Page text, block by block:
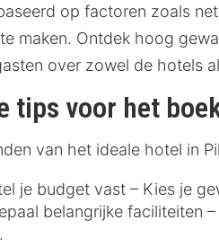
op factoren zoals
maken. Ontdek hoog
over zowel de hotels
tips voor het
van het ideale hotel in
je budget vast – Kies je
belangrijke faciliteiten